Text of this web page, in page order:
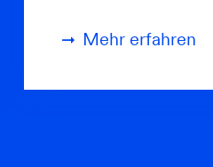
Mehr erfahren